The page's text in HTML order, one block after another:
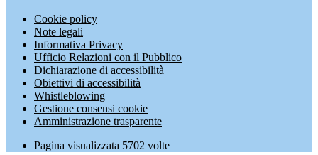
Cookie policy
Note legali
Informativa Privacy
Ufficio Relazioni con il Pubblico
Dichiarazione di accessibilità
Obiettivi di accessibilità
Whistleblowing
Gestione consensi cookie
Amministrazione trasparente
Pagina visualizzata 5702 volte